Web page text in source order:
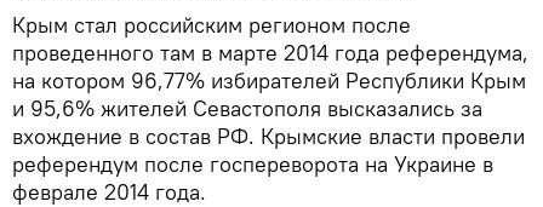
Крым стал российским регионом после
проведенного там в марте 2014 года референдума,
на котором 96,77% избирателей Республики Крым
и 95,6% жителей Севастополя высказались за
вхождение в состав РФ. Крымские власти провели
референдум после госпереворота на Украине в
феврале 2014 года.